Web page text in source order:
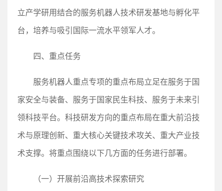
立产学研用结合的服务机器人技术研发基地与孵化平
台，培养与吸引国际一流水平领军人才。
四、重点任务
服务机器人重点专项的重点布局立足在服务于国
家安全与装备、服务于国家民生科技、服务于未来引
领科技平台。科技研发方向的重点布局在重大前沿技
术与原理创新、重大核心关键技术攻关、重大产业技
术支撑。将重点围绕以下几方面的任务进行部署。
（一）开展前沿高技术探索研究